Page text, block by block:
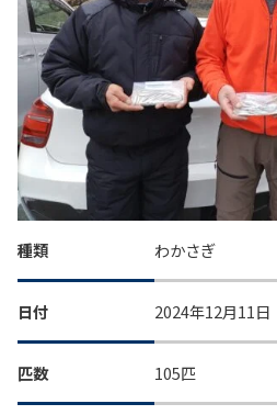
種類 わかさぎ
日付 2024年12月11日
匹数 105匹